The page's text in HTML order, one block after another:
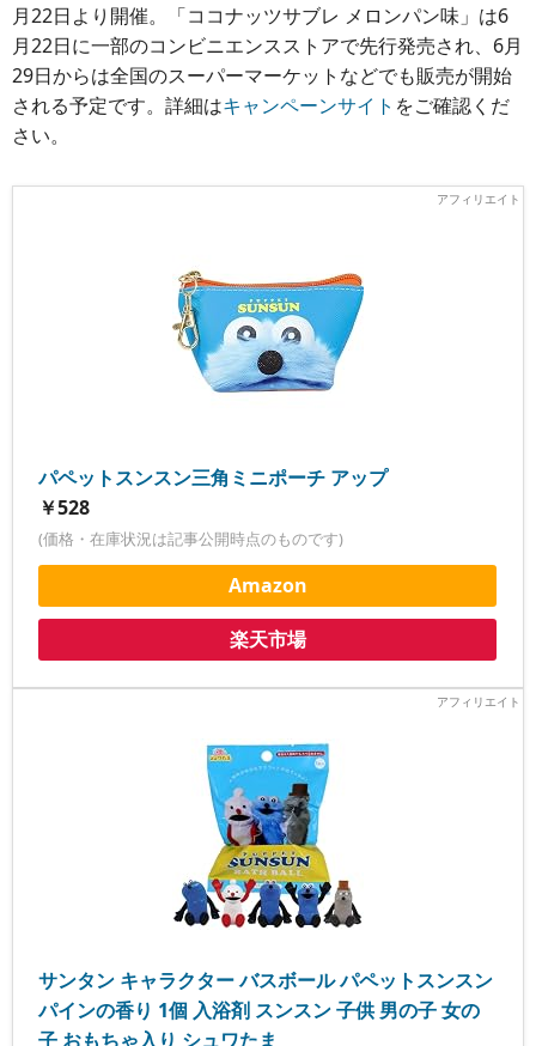
月22日より開催。「ココナッツサブレ メロンパン味」は6
月22日に一部のコンビニエンスストアで先行発売され、6月
29日からは全国のスーパーマーケットなどでも販売が開始
される予定です。詳細はキャンペーンサイト をご確認くだ
さい。
パペットスンスン三角ミニポーチ アップ
￥528
(価格・在庫状況は記事公開時点のものです)
Amazon
楽天市場
サンタン キャラクター バスボール パペットスンスン
パインの香り 1個 入浴剤 スンスン 子供 男の子 女の
子 おもちゃ入り シュワたま